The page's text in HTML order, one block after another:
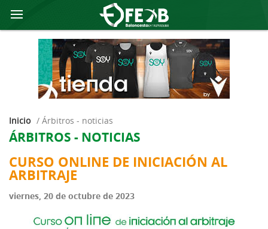
Inicio / árbitros - noticias
ÁRBITROS - NOTICIAS
CURSO ONLINE DE INICIACIÓN AL
ARBITRAJE
viernes, 20 de octubre de 2023